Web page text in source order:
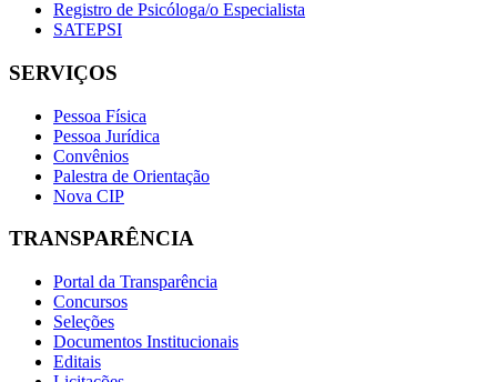
Registro de Psicóloga/o Especialista
SATEPSI
SERVIÇOS
Pessoa Física
Pessoa Jurídica
Convênios
Palestra de Orientação
Nova CIP
TRANSPARÊNCIA
Portal da Transparência
Concursos
Seleções
Documentos Institucionais
Editais